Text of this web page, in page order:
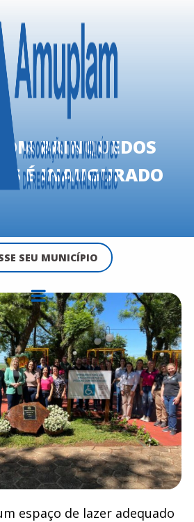
SEU MUNICÍPIO
BRINQUEDOS
É INAUGURADO
espaço de lazer adequado